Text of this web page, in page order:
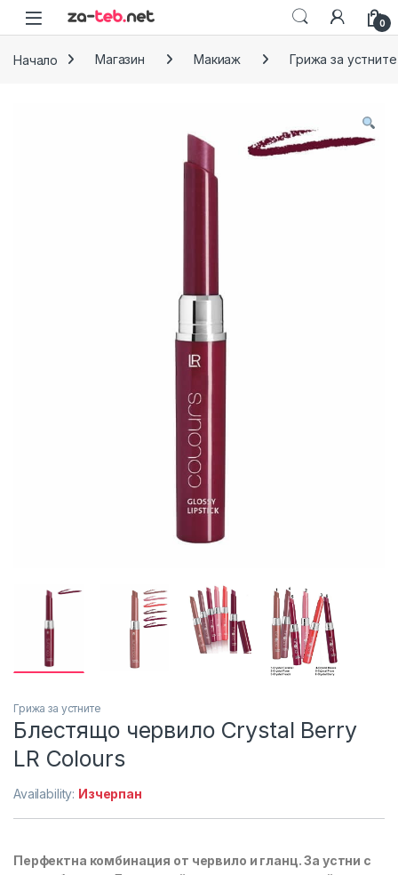
Skip to navigation
Skip to content
0
Начало Магазин Макиаж Грижа за устните
Грижа за устните
Блестящо червило Crystal Berry
LR Colours
Availability: Изчерпан
Перфектна комбинация от червило и гланц. За устни с